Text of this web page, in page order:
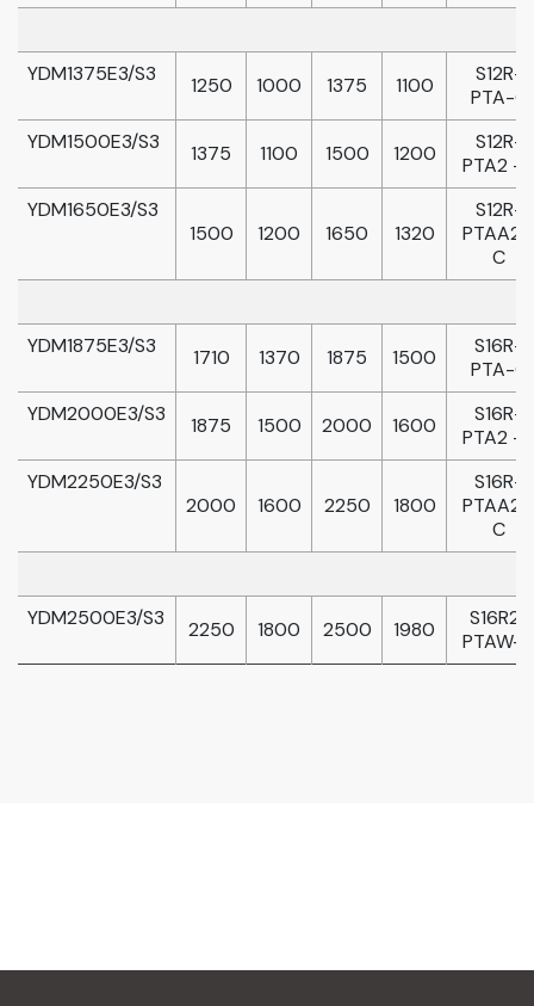
YDM1375E3/S3 1250 1000 1375 1100
S12R-
PTA-C
YDM1500E3/S3
1375 1100 1500 1200
S12R-
PTA2 -C
YDM1650E3/S3
1500
1200 1650 1320
S12R-
PTAA2 -
C
YDM1875E3/S3 1710 1370 1875 1500
S16R-
PTA-C
YDM2000E3/S3
1875 1500 2000 1600
S16R-
PTA2 -C
YDM2250E3/S3
2000
1600 2250 1800
S16R-
PTAA2 -
C
YDM2500E3/S3 2250 1800 2500 1980
S16R2-
PTAW-C